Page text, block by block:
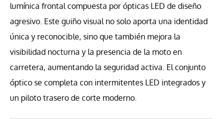
lumínica frontal compuesta por ópticas LED de diseño
agresivo. Este guiño visual no solo aporta una identidad
única y reconocible, sino que también mejora la
visibilidad nocturna y la presencia de la moto en
carretera, aumentando la seguridad activa. El conjunto
óptico se completa con intermitentes LED integrados y
un piloto trasero de corte moderno.